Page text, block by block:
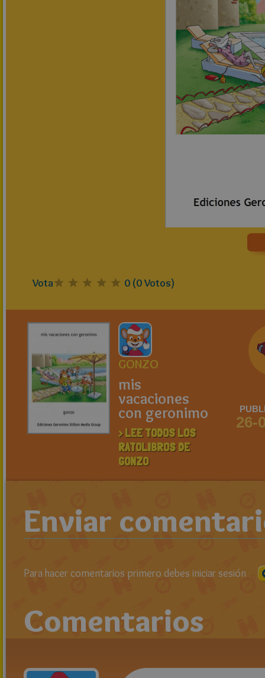
Vota 0 (0Votos)
GONZO
mis
vacaciones
con geronimo
> LEE TODOS LOS
RATOLIBROS DE
GONZO
26-
Enviar
Para hacer comentarios primero debes iniciar sesión
Comentarios